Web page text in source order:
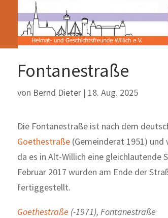
Fontanestraße
von Bernd Dieter| 18. Aug. 2025
Die Fontanestraße ist nach dem
Goethestraße(Gemeinderat 1951) und
da es in Alt-Willich eine gleichlautende
Februar 2017 wurden am Ende der
fertiggestellt.
Goethestraße (-1971), Fontanestraße